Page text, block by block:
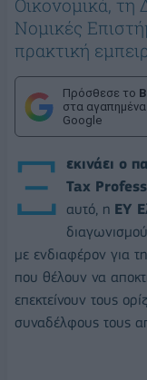
Οικονομικά, τη
Νομικές
πρακτική
Πρόσθεσε το
στα
Google
Ξ
εκινάει ο
Tax
αυτό, η EY
με ενδιαφέρον για
που θέλουν να
επεκτείνουν τους
συναδέλφους τους